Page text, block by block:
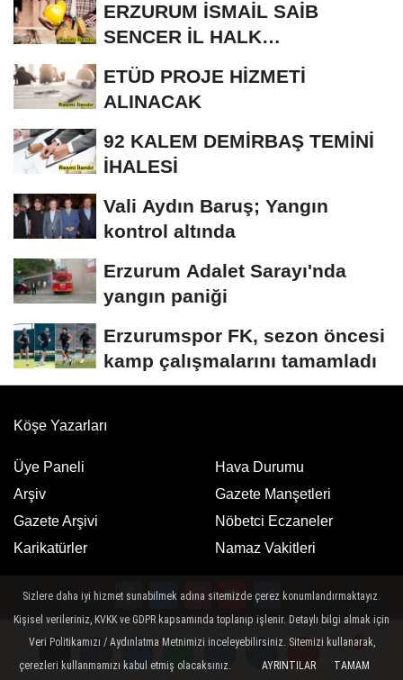
Yorumlar
Yorumlar
ERZURUM İSMAİL SAİB
SENCER İL HALK
KÜTÜPHANESİ BAKIM VE
ONARIM...
ETÜD PROJE HİZMETİ
ALINACAK
92 KALEM DEMİRBAŞ TEMİNİ
İHALESİ
Vali Aydın Baruş; Yangın
kontrol altında
Erzurum Adalet Sarayı'nda
yangın paniği
Erzurumspor FK, sezon öncesi
kamp çalışmalarını tamamladı
Köşe Yazarları
Üye Paneli
Arşiv
Gazete Arşivi
Karikatürler
Hava Durumu
Gazete Manşetleri
Nöbetci Eczaneler
Namaz Vakitleri
Google Play
ücretsiz indirin
App Store
Sizlere daha iyi hizmet sunabilmek adına sitemizde çerez konumlandırmaktayız.
Kişisel verileriniz, KVKK ve GDPR kapsamında toplanıp işlenir. Detaylı bilgi almak için
Veri Politikamızı / Aydınlatma Metnimizi inceleyebilirsiniz. Sitemizi kullanarak,
çerezleri kullanmamızı kabul etmiş olacaksınız.
AYRINTILAR TAMAM